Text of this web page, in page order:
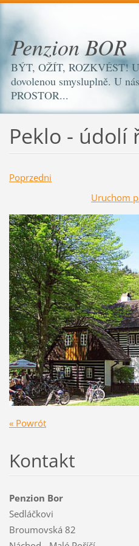
Penzion BOR
BÝT, OŽÍT, ROZKVÉST!
dovolenou smysluplně. U
PROSTOR...
Peklo - údolí
Poprzedni
Uruchom
« Powrót
Kontakt
Penzion Bor
Sedláčkovi
Broumovská 82